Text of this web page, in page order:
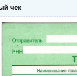
чек